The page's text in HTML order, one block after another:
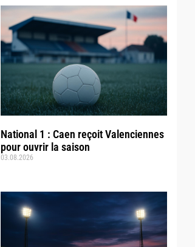
National 1 : Caen reçoit Valenciennes
pour ouvrir la saison
03.08.2026